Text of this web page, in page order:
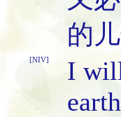
的
[NIV]
I